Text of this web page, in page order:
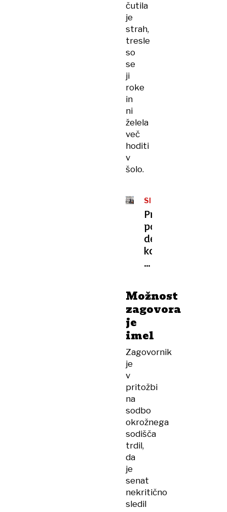
čutila
je
strah,
tresle
so
se
ji
roke
in
ni
želela
več
hoditi
v
šolo.
SPOLNA
ZLORABA
Prvič
posilil
deklico,
ko
je
v
bolnišnici:
17
let
Možnost
zagovora
je
imel
Zagovornik
je
v
pritožbi
na
sodbo
okrožnega
sodišča
trdil,
da
je
senat
nekritično
sledil